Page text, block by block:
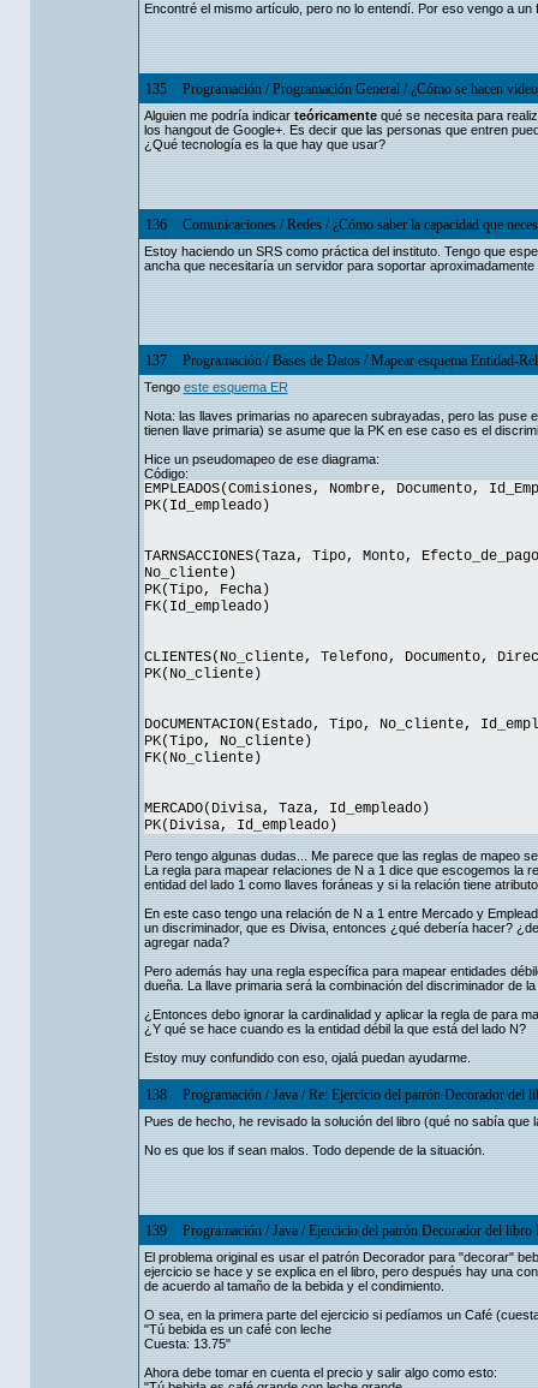
Encontré el mismo artículo, pero no lo entendí. Por eso vengo a
135 Programación/Programación General/¿Cómo se hacen
Alguien me podría indicar teóricamentequé se necesita para
los hangout de Google+. Es decir que las personas que entren
¿Qué tecnología es la que hay que usar?
136 Comunicaciones/Redes/¿Cómo saber la capacidad que
Estoy haciendo un SRS como práctica del instituto. Tengo que
ancha que necesitaría un servidor para soportar
137 Programación/Bases de Datos/Mapear esquema Entidad-
Tengo este esquema ER
Nota: las llaves primarias no aparecen subrayadas, pero las puse
tienen llave primaria) se asume que la PK en ese caso es el
Hice un pseudomapeo de ese diagrama:
Código:
EMPLEADOS(Comisiones, Nombre, Documento,
PK(Id_empleado)
TARNSACCIONES(Taza, Tipo, Monto,
No_cliente)
PK(Tipo, Fecha)
FK(Id_empleado)
CLIENTES(No_cliente, Telefono, Documento,
PK(No_cliente)
DoCUMENTACION(Estado, Tipo, No_cliente,
PK(Tipo, No_cliente)
FK(No_cliente)
MERCADO(Divisa, Taza, Id_empleado)
PK(Divisa, Id_empleado)
Pero tengo algunas dudas... Me parece que las reglas de mapeo
La regla para mapear relaciones de N a 1 dice que escogemos la
entidad del lado 1 como llaves foráneas y si la relación tiene
En este caso tengo una relación de N a 1 entre Mercado y
un discriminador, que es Divisa, entonces ¿qué debería hacer?
agregar nada?
Pero además hay una regla específica para mapear entidades
dueña. La llave primaria será la combinación del discriminador de
¿Entonces debo ignorar la cardinalidad y aplicar la regla de para
¿Y qué se hace cuando es la entidad débil la que está del lado N?
Estoy muy confundido con eso, ojalá puedan ayudarme.
138 Programación/Java/Re: Ejercicio del patrón Decorador del
Pues de hecho, he revisado la solución del libro (qué no sabía
No es que los if sean malos. Todo depende de la situación.
139 Programación/Java/Ejercicio del patrón Decorador del libro
El problema original es usar el patrón Decorador para "decorar"
ejercicio se hace y se explica en el libro, pero después hay una
de acuerdo al tamaño de la bebida y el condimiento.
O sea, en la primera parte del ejercicio si pedíamos un Café
"Tú bebida es un café con leche
Cuesta: 13.75"
Ahora debe tomar en cuenta el precio y salir algo como esto: